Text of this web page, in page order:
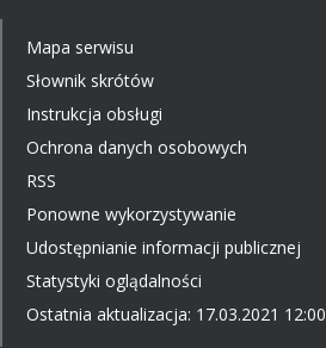
Mapa serwisu
Słownik skrótów
Instrukcja obsługi
Ochrona danych osobowych
RSS
Ponowne wykorzystywanie
Udostępnianie informacji publicznej
Statystyki oglądalności
Ostatnia aktualizacja: 17.03.2021 12:00